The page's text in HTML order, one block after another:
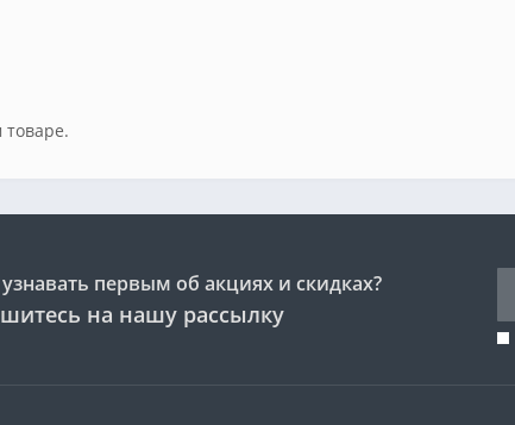
первым об акциях и скидках?
на нашу рассылку